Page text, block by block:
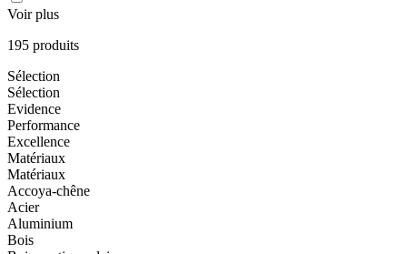
Voir plus
195 produits
Sélection
Sélection
Evidence
Performance
Excellence
Matériaux
Matériaux
Accoya-chêne
Acier
Aluminium
Bois